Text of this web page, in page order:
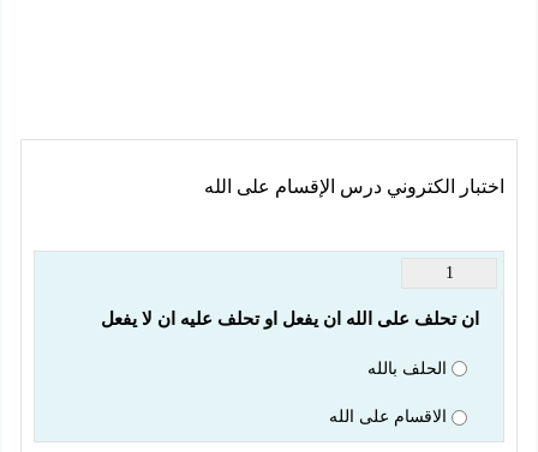
اختبار الكتروني درس الإقسام على الله
1
ان تحلف على الله ان يفعل او تحلف عليه ان لا يفعل
الحلف بالله
الاقسام على الله